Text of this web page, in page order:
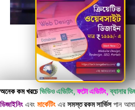
অনেক কম খরচে ভিডিও এডিটিং,ফটো এডিটিং,ব্যানার
ডিজাইনিং এবং মার্কেটিং এর সমস্ত রকম সার্ভিসপান